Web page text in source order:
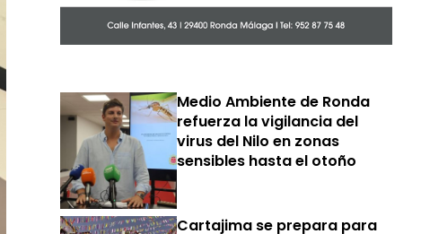
Medio Ambiente de Ronda
refuerza la vigilancia del
virus del Nilo en zonas
sensibles hasta el otoño
Cartajima se prepara para